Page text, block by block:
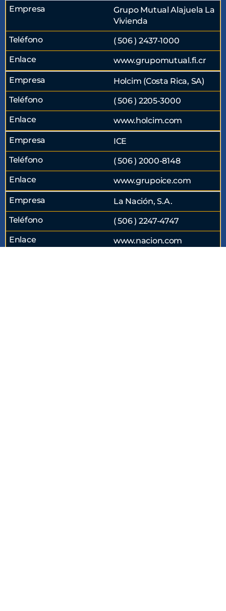
Grupo Mutual Alajuela La
Vivienda
( 506 ) 2437-1000
www.grupomutual.fi.cr
Holcim (Costa Rica, SA)
( 506 ) 2205-3000
www.holcim.com
ICE
( 506 ) 2000-8148
www.grupoice.com
La Nación, S.A.
( 506 ) 2247-4747
www.nacion.com